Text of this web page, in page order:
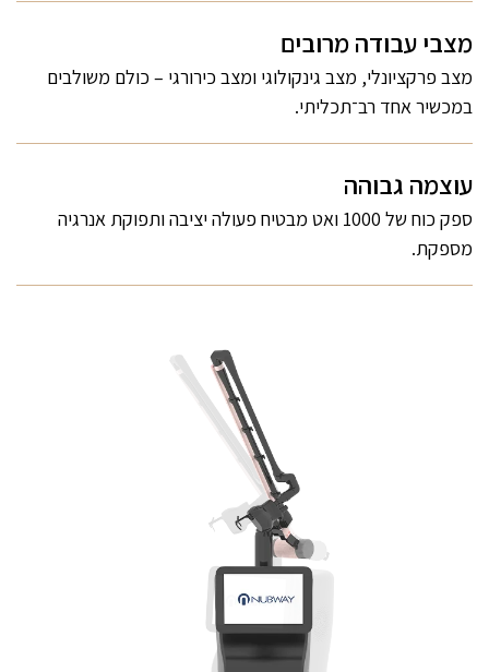
מצבי עבודה מרובים
מצב פרקציונלי, מצב גינקולוגי ומצב כירורגי – כולם משולבים
במכשיר אחד רב־תכליתי.
עוצמה גבוהה
ספק כוח של 1000 ואט מבטיח פעולה יציבה ותפוקת אנרגיה
מספקת.